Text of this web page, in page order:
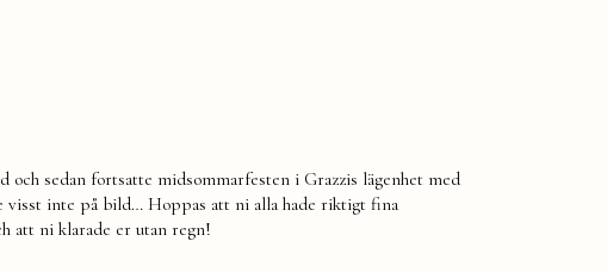
sedan fortsatte midsommarfesten i Grazzis lägenhet med
visst inte på bild… Hoppas att ni alla hade riktigt fina
att ni klarade er utan regn!